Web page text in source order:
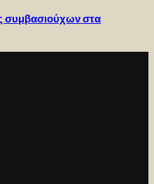
συμβασιούχων στα